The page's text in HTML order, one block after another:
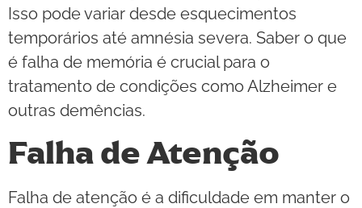
Isso pode variar desde esquecimentos
temporários até amnésia severa. Saber o que
é falha de memória é crucial para o
tratamento de condições como Alzheimer e
outras demências.
Falha de Atenção
Falha de atenção é a dificuldade em manter o